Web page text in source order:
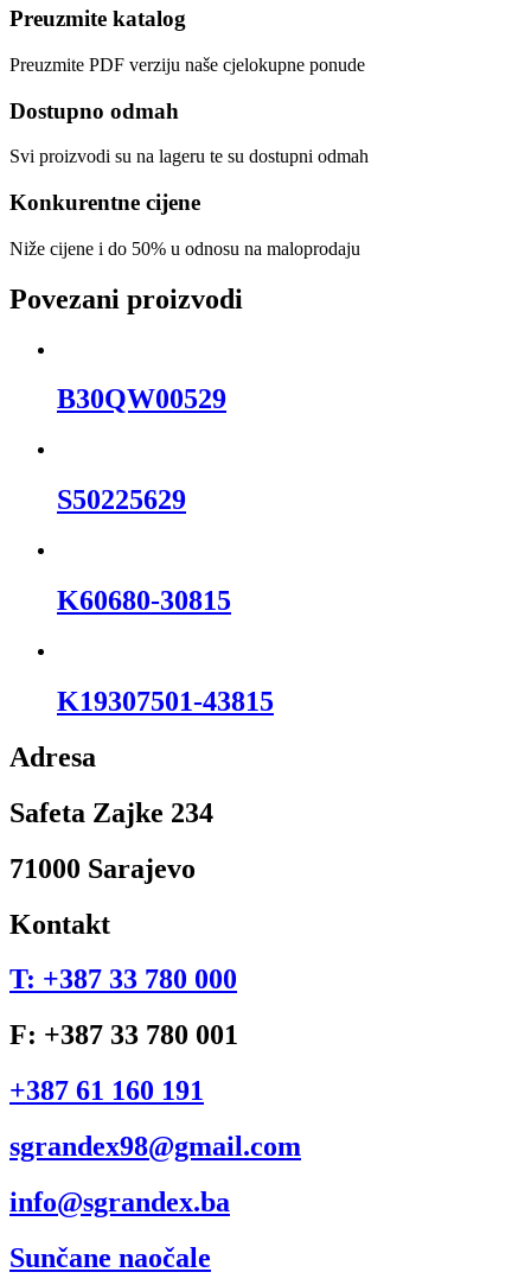
Preuzmite katalog
Preuzmite PDF verziju naše cjelokupne ponude
Dostupno odmah
Svi proizvodi su na lageru te su dostupni odmah
Konkurentne cijene
Niže cijene i do 50% u odnosu na maloprodaju
Povezani proizvodi
B30QW00529
S50225629
K60680-30815
K19307501-43815
Adresa
Safeta Zajke 234
71000 Sarajevo
Kontakt
T: +387 33 780 000
F: +387 33 780 001
+387 61 160 191
sgrandex98@gmail.com
info@sgrandex.ba
Sunčane naočale